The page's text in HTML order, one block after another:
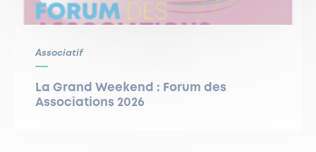
Associatif
La Grand Weekend : Forum des
Associations 2026